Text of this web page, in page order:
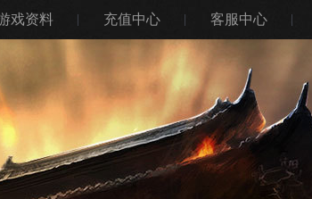
戏资料 充值中心 客服中心